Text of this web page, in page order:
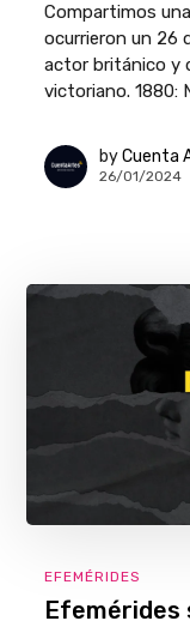
Compartimos
ocurrieron un 26
actor británico y
victoriano. 1880:
by Cuenta
26/01/2024
EFEMÉRIDES
Efemérides